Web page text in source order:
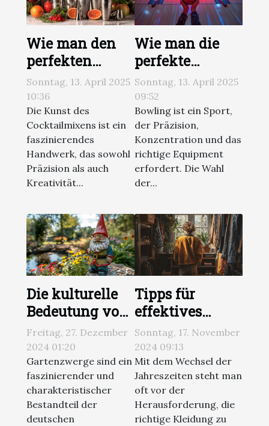
Wie man den
perfekten
Cocktail mit
verschiedenen
Shaker-Typen
mixt
Sonntag, 13. April 2025
10:36
Die Kunst des
Cocktailmixens ist ein
faszinierendes
Handwerk, das sowohl
Präzision als auch
Kreativität...
Wie man die
perfekte
Bowlingkugel
für Ihr Spiel
auswählt
Sonntag, 13. April 2025
09:52
Bowling ist ein Sport,
der Präzision,
Konzentration und das
richtige Equipment
erfordert. Die Wahl
der...
Die kulturelle
Bedeutung von
Gartenzwergen
in Deutschland
Freitag, 27. Dezember
2024 01:20
Gartenzwerge sind ein
faszinierender und
charakteristischer
Bestandteil der
deutschen
Tipps für
effektives
Layering von
Kleidung in der
Übergangszeit
Sonntag, 17. November
2024 09:13
Mit dem Wechsel der
Jahreszeiten steht man
oft vor der
Herausforderung, die
richtige Kleidung zu